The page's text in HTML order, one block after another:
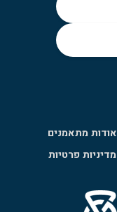
אודות מתאמנים
מדיניות פרטיות